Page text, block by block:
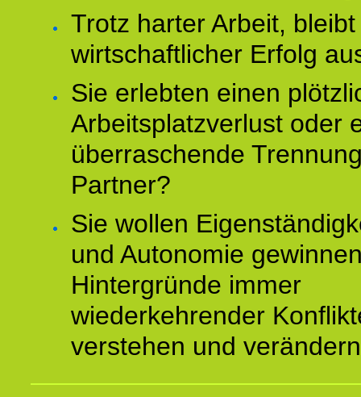
Trotz harter Arbeit,
wirtschaftlicher Erfolg
Sie erlebten einen
Arbeitsplatzverlust oder
überraschende
Partner?
Sie wollen
und Autonomie
Hintergründe immer
wiederkehrender
verstehen und